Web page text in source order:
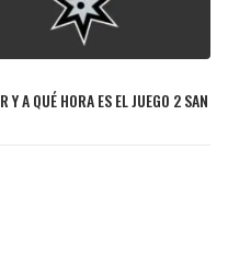
A QUÉ HORA ES EL JUEGO 2 SAN